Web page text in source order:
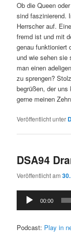
Ob die Queen
sind faszinierend.
Herrscher auf.
fremd ist und mit
genau funktioniert
und wie sehen sie
man einen
zu sprengen?
begrüßen, der uns
gerne meinen
Veröffentlicht unter
DSA94
Veröffentlicht am
Audio-
Player
00:00
Podcast: Play in